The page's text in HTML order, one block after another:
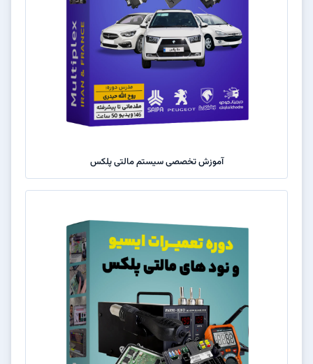
آموزش تخصصی سیستم مالتی پلکس